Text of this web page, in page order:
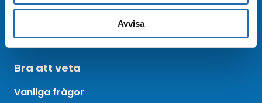
Avvisa
Bokningsförfrågan
Bra att veta
Vanliga frågor